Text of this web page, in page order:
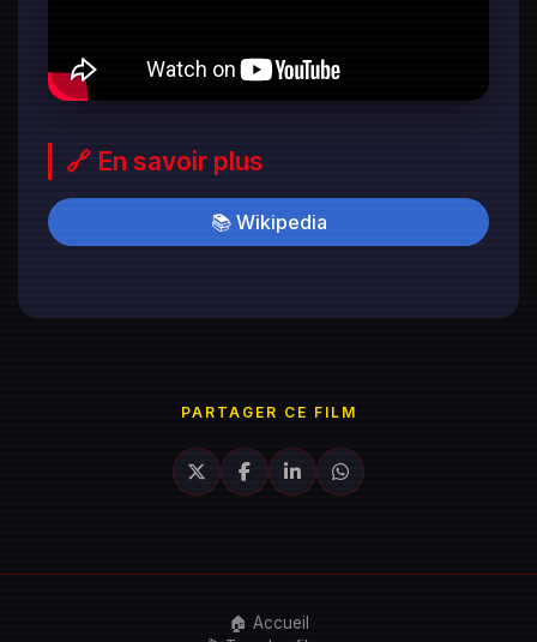
🔗 En savoir plus
📚 Wikipedia
PARTAGER CE FILM
🏠 Accueil